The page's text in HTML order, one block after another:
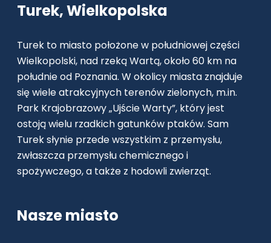
Turek, Wielkopolska
Turek to miasto położone w południowej części
Wielkopolski, nad rzeką Wartą, około 60 km na
południe od Poznania. W okolicy miasta znajduje
się wiele atrakcyjnych terenów zielonych, m.in.
Park Krajobrazowy „Ujście Warty”, który jest
ostoją wielu rzadkich gatunków ptaków. Sam
Turek słynie przede wszystkim z przemysłu,
zwłaszcza przemysłu chemicznego i
spożywczego, a także z hodowli zwierząt.
Nasze miasto